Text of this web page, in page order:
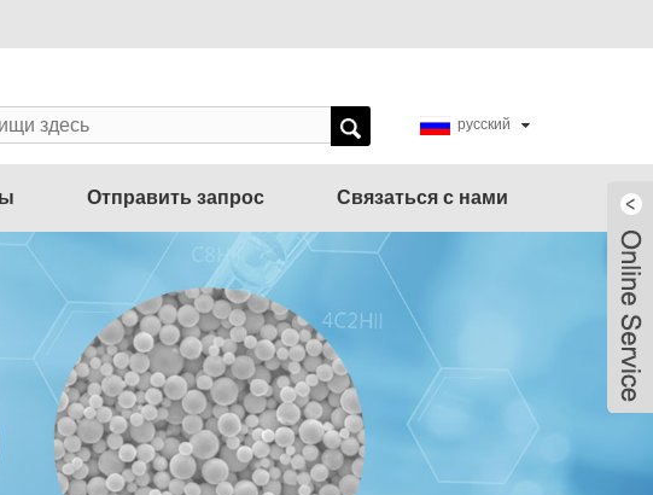
русский
Отправить запрос Связаться с нами